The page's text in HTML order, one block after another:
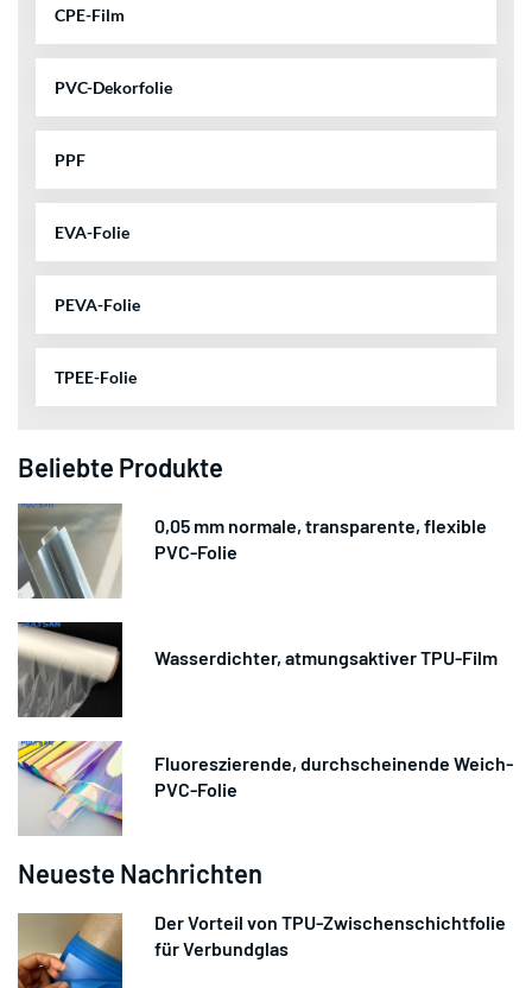
CPE-Film
PVC-Dekorfolie
PPF
EVA-Folie
PEVA-Folie
TPEE-Folie
Beliebte Produkte
0,05 mm normale, transparente, flexible
PVC-Folie
Wasserdichter, atmungsaktiver TPU-Film
Fluoreszierende, durchscheinende Weich-
PVC-Folie
Neueste Nachrichten
Der Vorteil von TPU-Zwischenschichtfolie
für Verbundglas